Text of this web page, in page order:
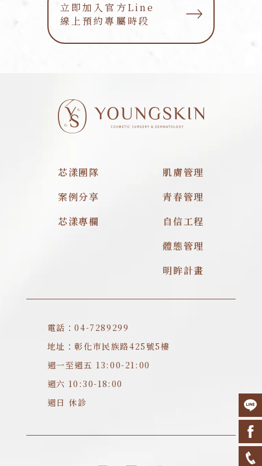
立即加入官方Line
線上預約專屬時段
立即加入官方Line
線上預約專屬時段
芯漾團隊
案例分享
芯漾專欄
肌膚管理
青春管理
自信工程
體態管理
明眸計畫
電話：04-7289299
地址：彰化市民族路425號5樓
週一至週五 13:00-21:00
週六 10:30-18:00
週日 休診